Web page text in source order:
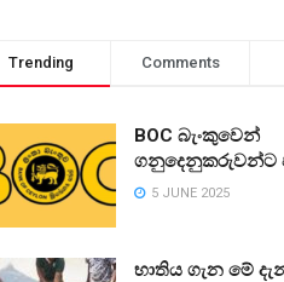
Trending Comments
BOC බැංකුවෙන්
ගනුදෙනුකරුවන්ට
5 JUNE 2025
භාතිය ගැන මේ